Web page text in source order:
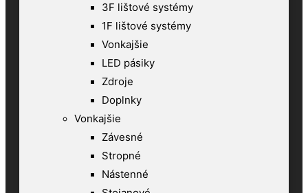
3F lištové systémy
1F lištové systémy
Vonkajšie
LED pásiky
Zdroje
Doplnky
Vonkajšie
Závesné
Stropné
Nástenné